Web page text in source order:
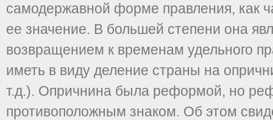
самодержавной форме правления, как
ее значение. В большей степени она
возвращением к временам удельного
иметь в виду деление страны на
т.д.). Опричнина была реформой, но
противоположным знаком. Об этом